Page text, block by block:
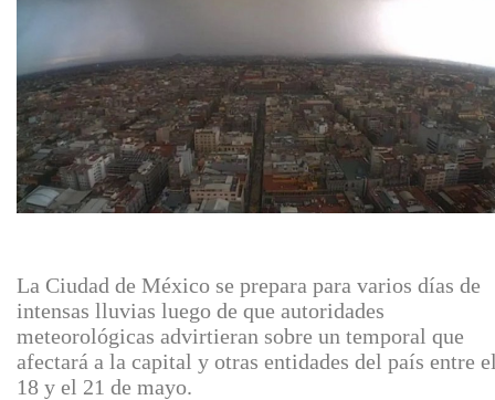
La Ciudad de México se prepara para varios días de
intensas lluvias luego de que autoridades
meteorológicas advirtieran sobre un temporal que
afectará a la capital y otras entidades del país entre
18 y el 21 de mayo.